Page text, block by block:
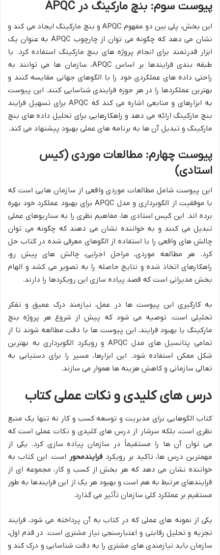
پیوست سوم: بنچ مارکینگ در APQC
این بخش، پلی بین دو مفهوم APQC و بنچ مارکینگ ایجاد می کند و
نشان می دهد که چگونه می توان از چارچوب APQC به عنوان یک
ابزار قدرتمند برای انجام پروژه های بنچ مارکینگ استفاده کرد. با
طبقه بندی فرایندها بر اساس APQC، سازمان ها می توانند به
راحتی داده های عملکردی خود را با الگوهای جهانی مقایسه کنند و
بهترین عملکردها را در هر حوزه فرایندی شناسایی کنند. این پیوست
به ابزارهای و منابعی اشاره می کند که APQC برای تسهیل فرایند
بنچ مارکینگ ارائه می دهد و راهکارهایی برای تحلیل داده های بنچ
مارکینگ و تبدیل آن ها به برنامه های عملی بهبود پیشنهاد می کند.
پیوست چهارم: مطالعات موردی (کیس
استادی)
این پیوست شامل مطالعات موردی واقعی از سازمان هایی است که
با موفقیت از الگوبرداری و مدل APQC برای بهبود عملکرد خود بهره
برده اند. این کیس استادی ها، مفاهیم نظری را به سناریوهای عملی
تبدیل می کنند و به خواننده نشان می دهند که چگونه می توان
چالش های واقعی را با استفاده از الگوهای معرفی شده در کتاب حل
کرد. هر مطالعه موردی، مراحل اجرایی، چالش های پیش رو،
راهکارهای اتخاذ شده و نتایج حاصله را به تصویر می کشد و الهام
بخش مدیرانی است که قصد پیاده سازی این رویکردها را دارند.
به کارگیری این پیوست ها در عمل، نیازمند درک عمیق و تفکر
تحلیلی است. توصیه می شود که پیش از شروع هر پروژه بنچ
مارکینگ یا بهبود فرایند، این پیوست ها با دقت مطالعه شوند تا از
تمامی پتانسیل های مدل APQC و رویکرد الگوبرداری به بهترین
شکل ممکن استفاده شود. این ابزارها، مسیر را برای دستیابی به
تعالی سازمانی و کاهش هزینه ها هموار می سازند.
درس های کلیدی و نکات عملی کتاب
کتاب الگوهایی برای مدیریت و توسعه کسب و کار نه تنها یک منبع
نظری است، بلکه سرشار از درس های کلیدی و نکات عملی است که
می توان آن ها را مستقیماً در سازمان پیاده سازی کرد. یکی از
مهمترین درس ها، تاکید بر رویکرد فرایندمحور است. این کتاب به
خواننده نشان می دهد که هر بخش از کسب و کار، مجموعه ای از
فرایندهای مرتبط به هم است و بهبود هر یک از این فرایندها به طور
مستقیم بر عملکرد کلی سازمان تأثیر می گذارد.
یکی از نمونه های عملی که در کتاب به آن پرداخته می شود، فرایند
تجزیه و تحلیل رقابتی و اعتبارسنجی نیاز مشتری است. در قدم اول،
سازمان باید نیازمندی های مشتری را به دقت شناسایی و درک کند و